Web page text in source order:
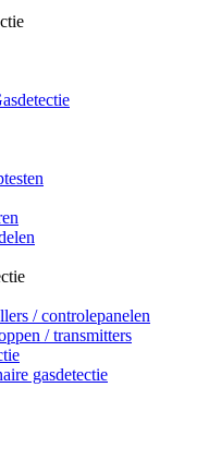
/ controlepanelen
/ transmitters
gasdetectie